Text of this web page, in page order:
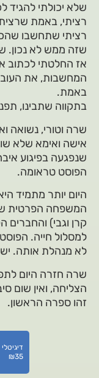
שלא יכולתי להגיד
רציתי, באמת
רציתי שתחשבו
שזה ממש לא נכון.
אז החלטתי
המחשבות, את
באמת.
בתקווה שתבינו,
שרה וטורי, נשואה
אישה ואימא שלא
שנפגעה בפיגוע
הפוסט טראומה.
היום יותר מתמיד
המשפחה הפרטית
קרן וגבי) והחברים
למסלול חייה.
לא מנהלת אותה.
שרה חזרה היום
הצליחה, ואין שום
זהו ספרה הראשון.
דיגיטלי
₪35